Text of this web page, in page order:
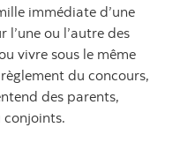
immédiate d’une
ou l’autre des
vivre sous le même
du concours,
des parents,
conjoints.